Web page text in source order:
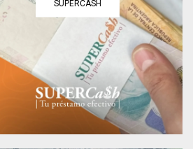
SUPERCASH